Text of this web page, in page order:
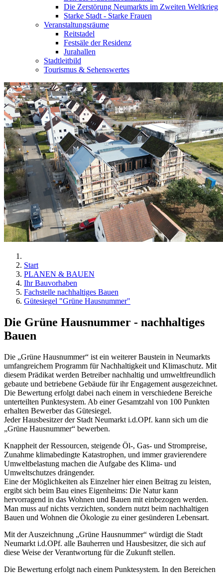
Die Zerstörung Neumarkts im Zweiten Weltkrieg
Starke Stadt - Starke Frauen
Veranstaltungsräume
Reitstadel
Festsäle der Residenz
Jurahallen
Stadtleitbild
Tourismus & Sehenswertes
Start
PLANEN & BAUEN
Ihr Bauvorhaben
Fachstelle nachhaltiges Bauen
Gütesiegel "Grüne Hausnummer"
Die Grüne Hausnummer - nachhaltiges
Bauen
Die „Grüne Hausnummer“ ist ein weiterer Baustein in Neumarkts
umfangreichem Programm für Nachhaltigkeit und Klimaschutz. Mit
diesem Prädikat werden Betreiber nachhaltig und umweltfreundlich
gebaute und betriebene Gebäude für ihr Engagement ausgezeichnet.
Die Bewertung erfolgt dabei nach einem in verschiedene Bereiche
unterteilten Punktesystem. Ab einer Gesamtzahl von 100 Punkten
erhalten Bewerber das Gütesiegel.
Jeder Hausbesitzer der Stadt Neumarkt i.d.OPf. kann sich um die
„Grüne Hausnummer“ bewerben.
Knappheit der Ressourcen, steigende Öl-, Gas- und Strompreise,
Zunahme klimabedingte Katastrophen, und immer gravierendere
Umweltbelastung machen die Aufgabe des Klima- und
Umweltschutzes drängender.
Eine der Möglichkeiten als Einzelner hier einen Beitrag zu leisten,
ergibt sich beim Bau eines Eigenheims: Die Natur kann
hervorragend in das Wohnen und Bauen mit einbezogen werden.
Man muss auf nichts verzichten, sondern nutzt beim nachhaltigen
Bauen und Wohnen die Ökologie zu einer gesünderen Lebensart.
Mit der Auszeichnung „Grüne Hausnummer“ würdigt die Stadt
Neumarkt i.d.OPf. alle Bauherren und Hausbesitzer, die sich auf
diese Weise der Verantwortung für die Zukunft stellen.
Die Bewertung erfolgt nach einem Punktesystem. In den Bereichen